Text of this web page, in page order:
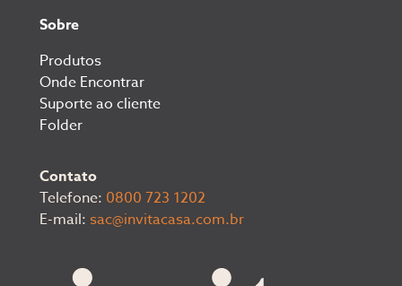
Sobre
Produtos
Onde Encontrar
Suporte ao cliente
Folder
Contato
Telefone: 0800 723 1202
E-mail: sac@invitacasa.com.br